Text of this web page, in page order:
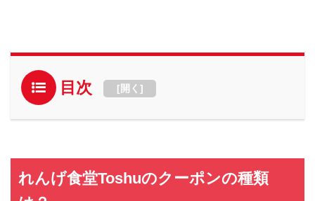
目次 [開く ]
れんげ食堂Toshuのクーポンの種類